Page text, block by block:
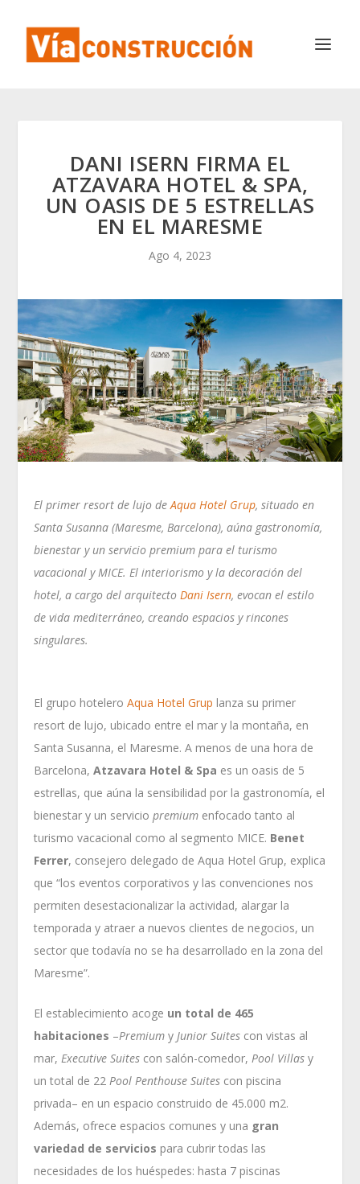
DANI ISERN FIRMA EL
ATZAVARA HOTEL & SPA,
UN OASIS DE 5 ESTRELLAS
EN EL MARESME
Ago 4, 2023
El primer resort de lujo deAqua Hotel Grup, situado en
Santa Susanna (Maresme, Barcelona), aúna gastronomía,
bienestar y un servicio premium para el turismo
vacacional y MICE. El interiorismo y la decoración del
hotel, a cargo del arquitecto Dani Isern, evocan el estilo
de vida mediterráneo, creando espacios y rincones
singulares.
El grupo hoteleroAqua Hotel Grup lanza su primer
resort de lujo, ubicado entre el mar y la montaña, en
Santa Susanna, el Maresme. A menos de una hora de
Barcelona,Atzavara Hotel & Spa es un oasis de 5
estrellas, que aúna la sensibilidad por la gastronomía, el
bienestar y un serviciopremium enfocado tanto al
turismo vacacional como al segmento MICE. Benet
Ferrer, consejero delegado de Aqua Hotel Grup, explica
que “los eventos corporativos y las convenciones nos
permiten desestacionalizar la actividad, alargar la
temporada y atraer a nuevos clientes de negocios, un
sector que todavía no se ha desarrollado en la zona del
Maresme”.
El establecimiento acoge un total de 465
habitaciones –Premium yJunior Suites con vistas al
mar,Executive Suites con salón-comedor,Pool Villas y
un total de 22Pool Penthouse Suites con piscina
privada– en un espacio construido de 45.000 m2.
Además, ofrece espacios comunes y una gran
variedad de servicios para cubrir todas las
necesidades de los huéspedes: hasta 7 piscinas